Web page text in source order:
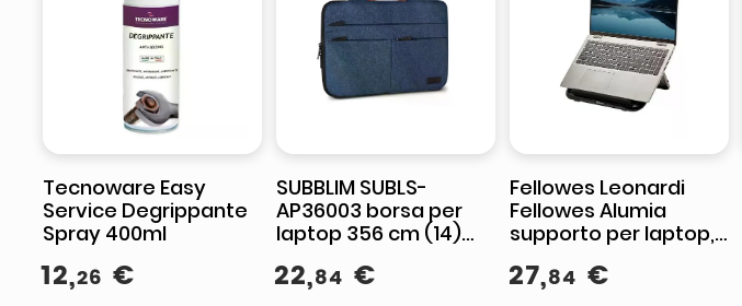
Tecnoware Easy
Service Degrippante
Spray 400ml
12,26 €
SUBBLIM SUBLS-
AP36003 borsa per
laptop 356 cm (14)
22,84 €
Fellowes Leonardi
Fellowes Alumia
supporto per laptop,
pieghevole,
27,84 €